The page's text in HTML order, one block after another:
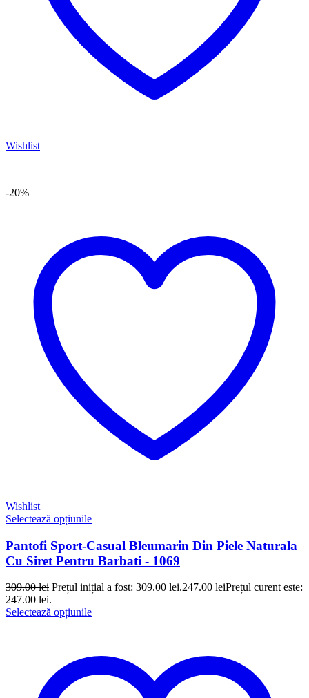
Wishlist
-20%
Wishlist
Selectează opțiunile
Pantofi Sport-Casual Bleumarin Din Piele Naturala
Cu Siret Pentru Barbati - 1069
309.00lei Prețul inițial a fost: 309.00 lei.247.00 leiPrețul curent este:
247.00 lei.
Selectează opțiunile